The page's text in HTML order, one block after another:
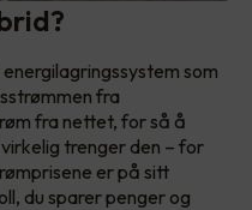
som
fra
fra nettet, for så å
trenger den – for
er på sitt
du sparer penger og